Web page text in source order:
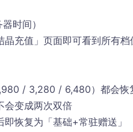
时间）
充值」页面即可看到所有
/ 3,280 / 6,480）都会恢
会变成两次双倍
恢复为「基础+常驻赠送」